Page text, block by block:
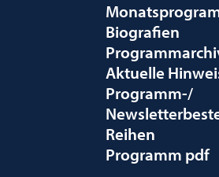
Biografien
Aktuelle
Programm-/
Reihen
Programm pdf